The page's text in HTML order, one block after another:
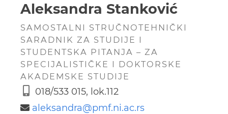
Aleksandra Stanković
SAMOSTALNI STRUČNOTEHNIČKI
SARADNIK ZA STUDIJE I
STUDENTSKA PITANJA – ZA
SPECIJALISTIČKE I DOKTORSKE
AKADEMSKE STUDIJE
018/533 015, lok.112
aleksandra@pmf.ni.ac.rs